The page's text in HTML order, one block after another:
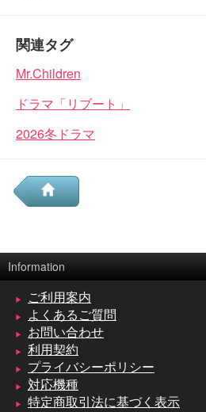
関連タグ
Mr.Children
ドラマ「リブート」
2026冬ドラマ
Information
ご利用案内
よくあるご質問
お問い合わせ
利用契約
プライバシーポリシー
対応機種
特定商取引法に基づく表示